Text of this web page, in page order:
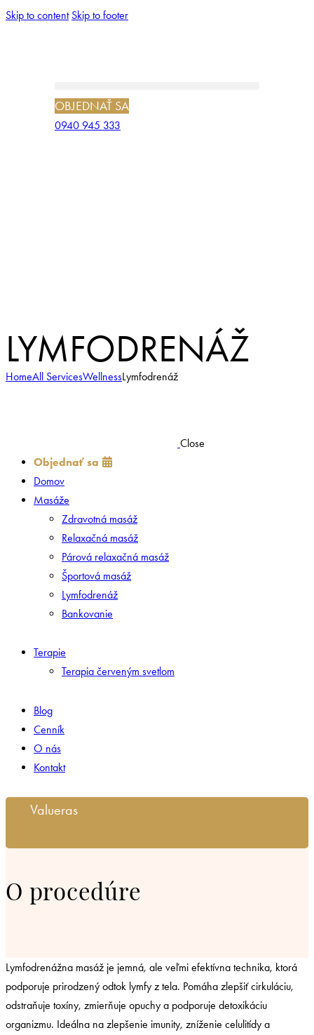
Skip to content Skip to footer
OBJEDNAŤ SA
0940 945 333
LYMFODRENÁŽ
HomeAll ServicesWellnessLymfodrenáž
Close
Objednať sa
Domov
Masáže
Zdravotná masáž
Relaxačná masáž
Párová relaxačná masáž
Športová masáž
Lymfodrenáž
Bankovanie
Terapie
Terapia červeným svetlom
Blog
Cenník
O nás
Kontakt
Valueras
O procedúre
Lymfodrenážna masáž je jemná, ale veľmi efektívna technika, ktorá
podporuje prirodzený odtok lymfy z tela. Pomáha zlepšiť cirkuláciu,
odstraňuje toxíny, zmierňuje opuchy a podporuje detoxikáciu
organizmu. Ideálna na zlepšenie imunity, zníženie celulitídy a